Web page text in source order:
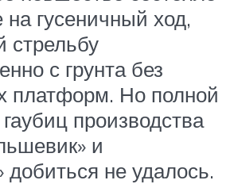
на гусеничный ход,
стрельбу
с грунта без
платформ. Но полной
производства
и
не удалось.